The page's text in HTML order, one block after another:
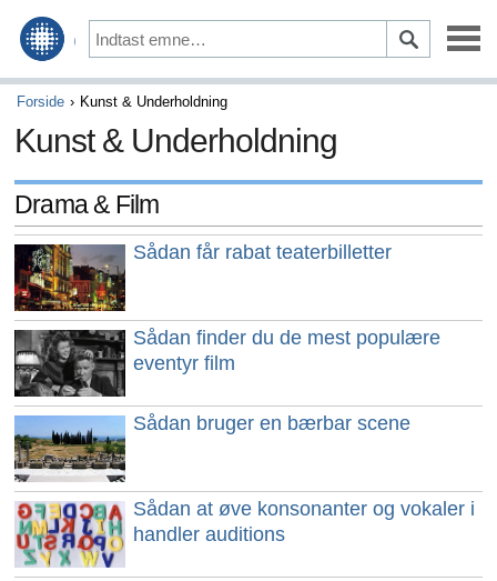
Vedligeholdelse & Reparation
Kørsel & Sikkerhed
Optioner & Tilbehør
Auto finansiering & Forsikring
Køb & Salg
Kunst & Underholdning
Spil
Aktiviteter & Tidligere tider
Kunsthåndværk
Videnskab & Natur
Forside Kunst & Underholdning
Kunst & Underholdning
Drama & Film
Sådan får rabat teaterbilletter
Sådan finder du de mest populære
eventyr film
Sådan bruger en bærbar scene
Sådan at øve konsonanter og vokaler i
handler auditions